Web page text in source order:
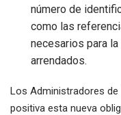
número de
como las
necesarios para
arrendados.
Los Administradores
positiva esta nueva